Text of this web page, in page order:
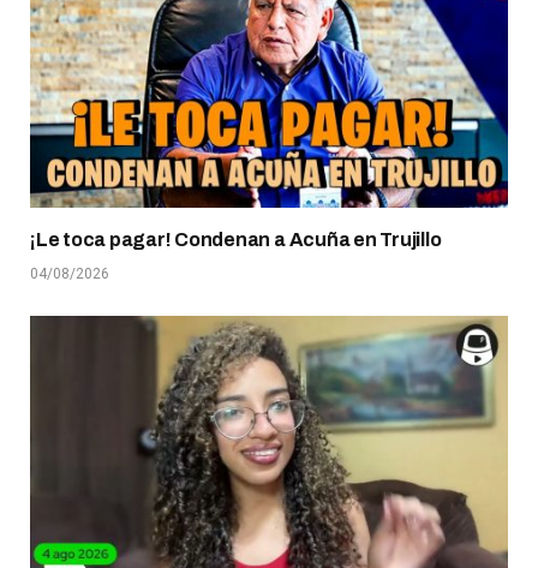
¡Le toca pagar! Condenan a Acuña en Trujillo
04/08/2026